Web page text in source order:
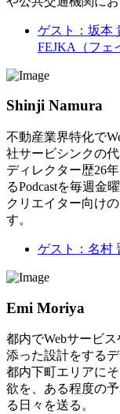
ゲスト：坂本
FEJKA（フェ
Shinji Namura
不動産業界特化で
社サービシンクの
ディレクター歴26
るPodcastを毎週金
クリエイター向け
す。
ゲスト：名村
Emi Moriya
都内でWebサービ
添った設計をするデ
都内下町エリアに
欲を、ある程度の
る日々を送る。